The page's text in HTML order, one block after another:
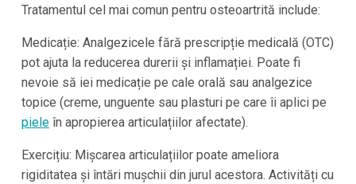
Tratamentul cel mai comun pentru osteoartrită include:
Medicație: Analgezicele fără prescripție medicală (OTC)
pot ajuta la reducerea durerii și inflamației. Poate fi
nevoie să iei medicație pe cale orală sau analgezice
topice (creme, unguente sau plasturi pe care îi aplici pe
pieleîn apropierea articulațiilor afectate).
Exercițiu: Mișcarea articulațiilor poate ameliora
rigiditatea și întări mușchii din jurul acestora. Activități cu